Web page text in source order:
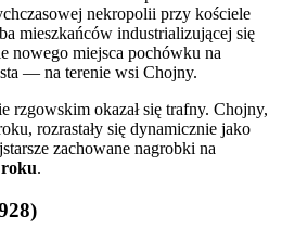
nekropolii przy kościele
mieszkańców industrializującej się
nowego miejsca pochówku na
— na terenie wsi Chojny.
rzgowskim okazał się trafny. Chojny,
rozrastały się dynamicznie jako
zachowane nagrobki na
roku.